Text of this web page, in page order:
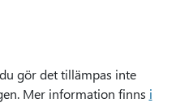
gör det tillämpas inte
Mer information finns i